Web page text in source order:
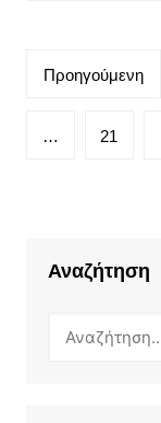
Πλοήγηση
Προηγούμενη
… 21
Αναζήτηση